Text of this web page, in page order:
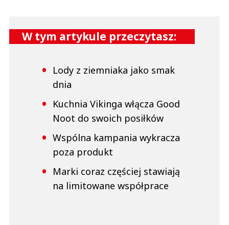
W tym artykule przeczytasz:
Lody z ziemniaka jako smak
dnia
Kuchnia Vikinga włącza Good
Noot do swoich posiłków
Wspólna kampania wykracza
poza produkt
Marki coraz częściej stawiają
na limitowane współprace